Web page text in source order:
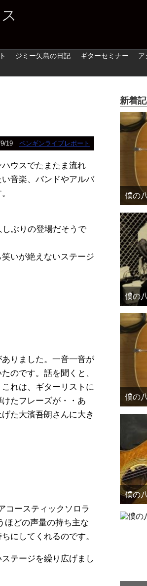
ジミー矢島の日記 ギターセミナー ア
19 ペンギンライブレポート
ウスでたまたま流れ
音楽、バンドやアルバ
ぶりの登場だそうで
いが絶えないステージ
りました。一音一音が
のです。話を聞くと、
れは、ギターリストに
たフレーズが・・あ
た大濱吾朗さんに大き
コースティックソロラ
ほどの声量の持ち主な
にしてくれるのです。
テージを繰り広げまし
新着
僕の
僕の
僕の
僕の